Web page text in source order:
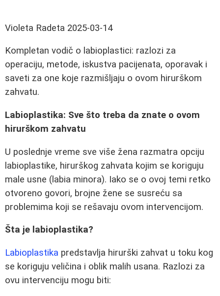
Violeta Radeta 2025-03-14
Kompletan vodič o labioplastici: razlozi za
operaciju, metode, iskustva pacijenata, oporavak i
saveti za one koje razmišljaju o ovom hirurškom
zahvatu.
Labioplastika: Sve što treba da znate o ovom
hirurškom zahvatu
U poslednje vreme sve više žena razmatra opciju
labioplastike, hirurškog zahvata kojim se koriguju
male usne (labia minora). Iako se o ovoj temi retko
otvoreno govori, brojne žene se susreću sa
problemima koji se rešavaju ovom intervencijom.
Šta je labioplastika?
Labioplastika predstavlja hirurški zahvat u toku kog
se koriguju veličina i oblik malih usana. Razlozi za
ovu intervenciju mogu biti: